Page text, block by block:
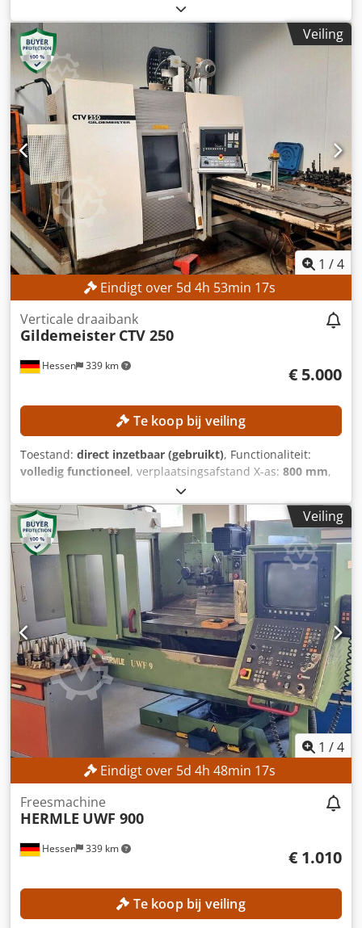
, machine-/voertuignummer:
draailengte:600 mm, draaidoorsnede:680 mm,
spilsnelheid (max.):
, controller model: Siemens
840 D, vermogen: 25 kW (33,99 pk), Geen minimum prijs –
gegarandeerde verkoop tegen het hoogste bod!
TECHNISCHE GEGEVENS Draaiafstand: 600 mm
Draaidoorsnede: 680 mm Maximum spindelsnelheid: 5.000
omw/min MACHINEGEGEVENS Besturing: Siemens 840D
Codpfxozpxgfs Af Rsrf Spindelvermogen: 25 kW
Spindeluren: 65.176 uur UITRUSTING Spanentransporteur
Zelfcentrerende drieklauwplaat: 250 mm diameter
Veiling
1 /4
Eindigt over 5d 4h 53min 15s
Hessen 339 km
Verticale draaibank
Gildemeister CTV 250
€ 5.000
Te koop bij veiling
Toestand: direct inzetbaar (gebruikt), Functionaliteit:
volledig functioneel, verplaatsingsafstand X-as: 800 mm,
300 mm
de klauwplaat:250 mm, spil doorgang:79 mm, aantal
posities in het gereedschapsmagazijn:12, Geen
minimumprijs – gegarandeerde verkoop tegen het hoogste
bod! TECHNISCHE GEGEVENS Verplaatsing X-as: 800 mm
Verplaatsing Z-as: 300 mm Diameter van de spanhouder:
250 mm Spindelkop: 170 h5 Spindeldiameter bij het
voorste lager: 120 mm Credpjzpxf Usfx Af Ref
Spindelboring: 79 mm Aantal gereedschapsstations: 12
UITRUSTING C-as
Veiling
1 /4
Eindigt over 5d 4h 48min 15s
Hessen 339 km
Freesmachine
HERMLE UWF 900
€ 1.010
Te koop bij veiling